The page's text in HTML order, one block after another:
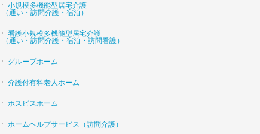
小規模多機能型居宅介護
（通い・訪問介護・宿泊）
看護小規模多機能型居宅介護
（通い・訪問介護・宿泊・訪問看護）
グループホーム
介護付有料老人ホーム
ホスピスホーム
ホームヘルプサービス（訪問介護）